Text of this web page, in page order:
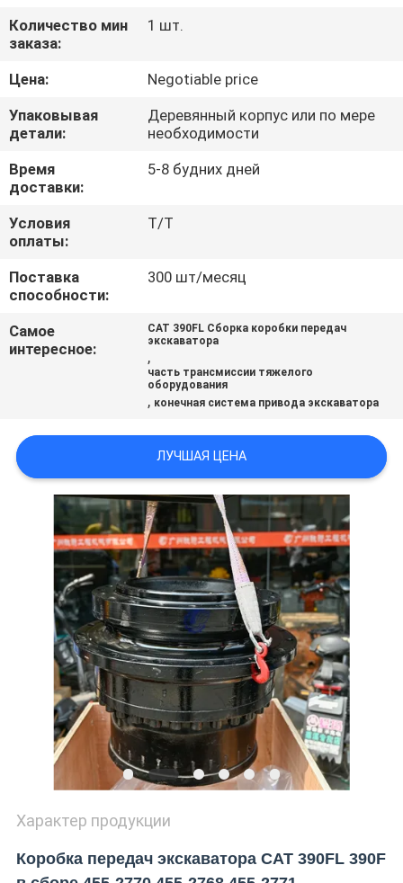
КОНТРОЛЬ
КАЧЕСТВА
КОНТАКТНЫЕ
ДАННЫЕ
НОВОСТИ
ВСЕ
СЛУЧАИ
ОТПРАВИТЬ
SITEMAP
ПОЛИТИКА
УЕДИНЕНИЯ
Количество мин
заказа:
1 шт.
Цена:
Negotiable price
Упаковывая
детали:
Деревянный корпус или по мере
необходимости
Время
доставки:
5-8 будних дней
Условия
оплаты:
Т/Т
Поставка
способности:
300 шт/месяц
Самое
интересное:
CAT 390FL Сборка коробки передач
экскаватора
,
часть трансмиссии тяжелого
оборудования
, конечная система привода экскаватора
ЛУЧШАЯ ЦЕНА
Характер продукции
Коробка передач экскаватора CAT 390FL 390F